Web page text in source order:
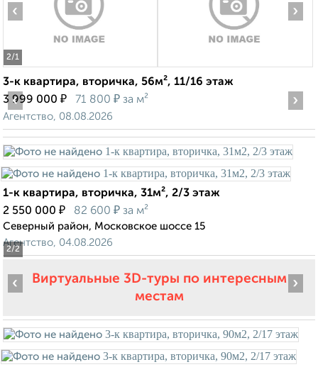
2/1
‹ ›
3-к квартира, вторичка, 56м², 11/16 этаж
3 999 000 ₽ 71 800 ₽ за м²
Агентство, 08.08.2026
2/2
‹ ›
1-к квартира, вторичка, 31м², 2/3 этаж
2 550 000 ₽ 82 600 ₽ за м²
Северный район, Московское шоссе 15
Агентство, 04.08.2026
Виртуальные 3D-туры по интересным
местам
‹ ›